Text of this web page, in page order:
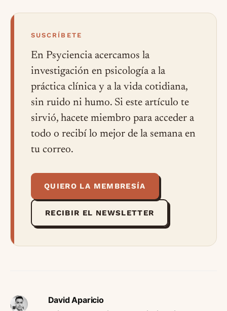
SUSCRÍBETE
En Psyciencia acercamos la
investigación en psicología a la
práctica clínica y a la vida cotidiana,
sin ruido ni humo. Si este artículo te
sirvió, hacete miembro para acceder a
todo o recibí lo mejor de la semana en
tu correo.
QUIERO LA MEMBRESÍA
RECIBIR EL NEWSLETTER
David Aparicio